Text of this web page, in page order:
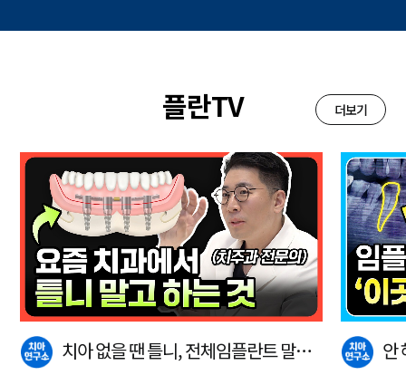
플란TV
치아 없을 땐 틀니, 전체임플란트 말고
안
더보기